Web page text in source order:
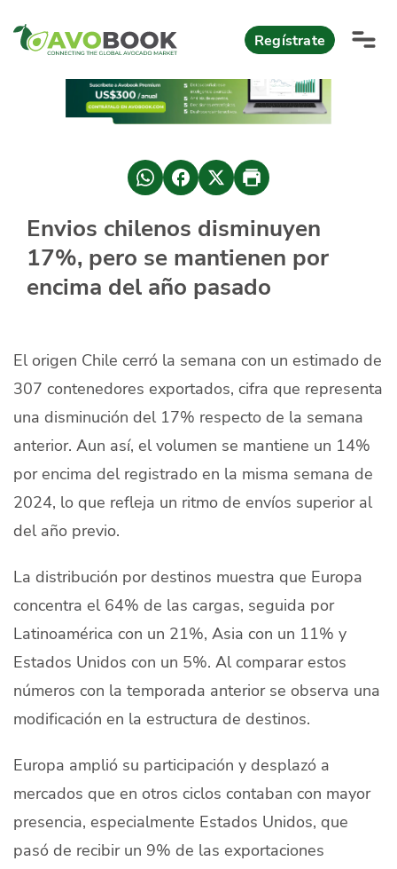
Regístrate
AvoReports
AvoComments
AvoMagazine
Iniciar Sesión
Quiénes Somos
Productores
Mercados
Contacto
modo claro Español
Envios chilenos disminuyen
17%, pero se mantienen por
encima del año pasado
El origen Chile cerró la semana con un estimado de
307 contenedores exportados, cifra que representa
una disminución del 17% respecto de la semana
anterior. Aun así, el volumen se mantiene un 14%
por encima del registrado en la misma semana de
2024, lo que refleja un ritmo de envíos superior al
del año previo.
La distribución por destinos muestra que Europa
concentra el 64% de las cargas, seguida por
Latinoamérica con un 21%, Asia con un 11% y
Estados Unidos con un 5%. Al comparar estos
números con la temporada anterior se observa una
modificación en la estructura de destinos.
Europa amplió su participación y desplazó a
mercados que en otros ciclos contaban con mayor
presencia, especialmente Estados Unidos, que
pasó de recibir un 9% de las exportaciones